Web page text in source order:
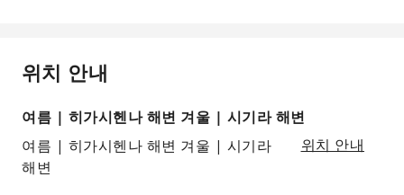
위치 안내
여름 | 히가시헨나 해변 겨울 | 시기라 해변
여름 | 히가시헨나 해변 겨울 | 시기라
해변
위치 안내